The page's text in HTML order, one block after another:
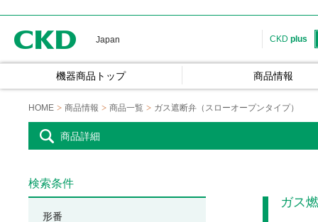
Japan CKD plus
機器商品トップ 商品情報
HOME 商品情報 商品一覧 ガス遮断弁（スローオープンタイプ）
商品詳細
ガス
検索条件
形番